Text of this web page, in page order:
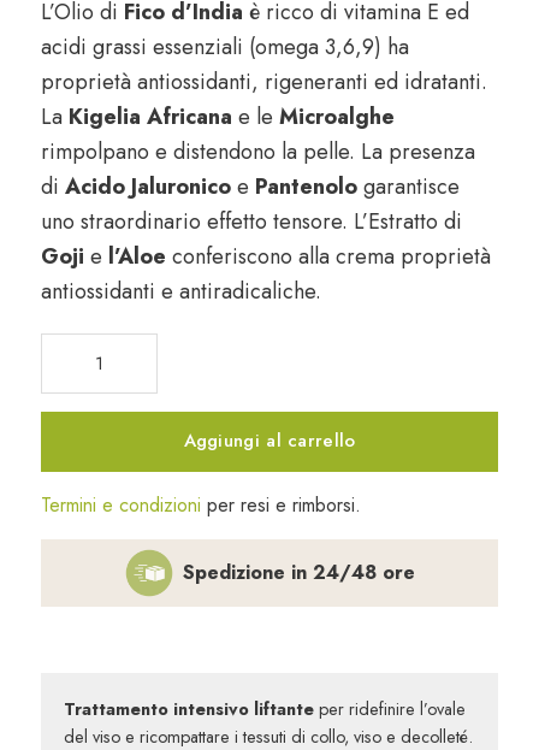
L’Olio di Fico d’India è ricco di vitamina E ed
acidi grassi essenziali (omega 3,6,9) ha
proprietà antiossidanti, rigeneranti ed idratanti.
La Kigelia Africana e le Microalghe
rimpolpano e distendono la pelle. La presenza
di Acido Jaluronicoe Pantenologarantisce
uno straordinario effetto tensore. L’Estratto di
Goji e l’Aloe conferiscono alla crema proprietà
antiossidanti e antiradicaliche.
viso,
collo
e
50
Aggiungi al carrello
Termini e condizioni per resi e rimborsi.
Spedizione in 24/48 ore
Trattamento intensivo liftante per ridefinire l’ovale
del viso e ricompattare i tessuti di collo, viso e decolleté.